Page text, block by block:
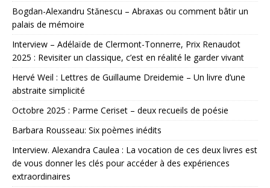
Bogdan-Alexandru Stănescu – Abraxas ou comment bâtir un
palais de mémoire
Interview – Adélaïde de Clermont-Tonnerre, Prix Renaudot
2025 : Revisiter un classique, c’est en réalité le garder vivant
Hervé Weil : Lettres de Guillaume Dreidemie – Un livre d’une
abstraite simplicité
Octobre 2025 : Parme Ceriset – deux recueils de poésie
Barbara Rousseau: Six poèmes inédits
Interview. Alexandra Caulea : La vocation de ces deux livres est
de vous donner les clés pour accéder à des expériences
extraordinaires